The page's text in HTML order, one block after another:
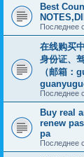
Best
Последнее
在线购买
身份证、
（邮箱：
Последнее
Buy real
renew
pa
Последнее